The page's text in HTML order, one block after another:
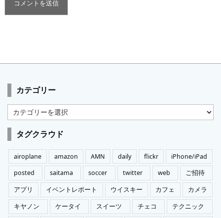
カテゴリー
テ
ゴ
ー
タグクラウド
airoplane amazon AMN daily flickr
iPhone/iPad
posted
saitama soccer twitter web
ご招待
アプリ
イベントレポート ウイスキー カフェ
カメラ
キヤノン
ケータイ スイーツ チェコ
テクニック